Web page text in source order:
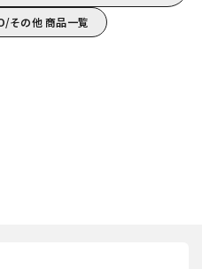
その他 商品一覧